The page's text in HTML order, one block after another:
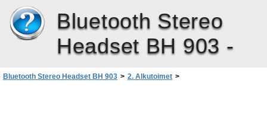
Bluetooth Stereo
Headset BH 903 -
Bluetooth Stereo Headset BH 903 > 2. Alkutoimet >